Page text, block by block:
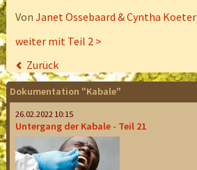
Von Janet Ossebaard & Cyntha Koeter
weiter mit Teil 2 >
Zurück
Dokumentation "Kabale"
26.02.2022 10:15
Untergang der Kabale - Teil 21